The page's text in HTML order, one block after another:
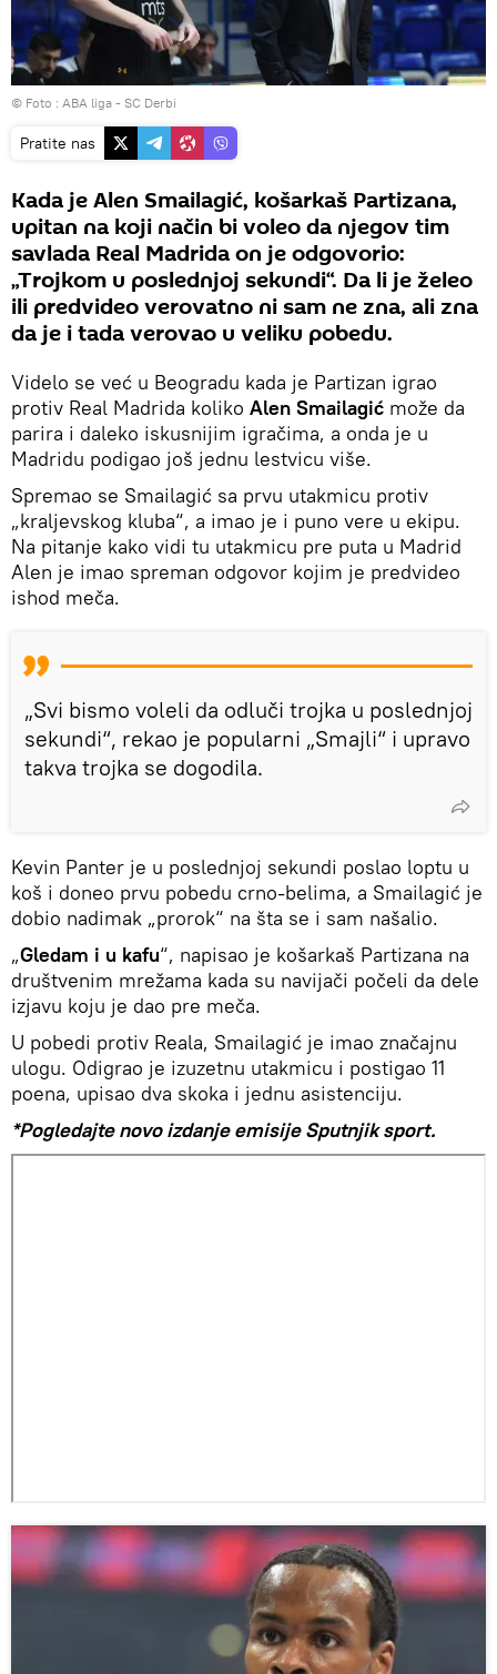
© Foto : ABA liga - SC Derbi
Pratite nas
Kada je Alen Smailagić, košarkaš Partizana,
upitan na koji način bi voleo da njegov tim
savlada Real Madrida on je odgovorio:
„Trojkom u poslednjoj sekundi“. Da li je želeo
ili predvideo verovatno ni sam ne zna, ali zna
da je i tada verovao u veliku pobedu.
Videlo se već u Beogradu kada je Partizan igrao
protiv Real Madrida koliko Alen Smailagić može da
parira i daleko iskusnijim igračima, a onda je u
Madridu podigao još jednu lestvicu više.
Spremao se Smailagić sa prvu utakmicu protiv
„kraljevskog kluba“, a imao je i puno vere u ekipu.
Na pitanje kako vidi tu utakmicu pre puta u Madrid
Alen je imao spreman odgovor kojim je predvideo
ishod meča.
„Svi bismo voleli da odluči trojka u poslednjoj
sekundi“, rekao je popularni „Smajli“ i upravo
takva trojka se dogodila.
Kevin Panter je u poslednjoj sekundi poslao loptu u
koš i doneo prvu pobedu crno-belima, a Smailagić je
dobio nadimak „prorok“ na šta se i sam našalio.
„Gledam i u kafu“, napisao je košarkaš Partizana na
društvenim mrežama kada su navijači počeli da dele
izjavu koju je dao pre meča.
U pobedi protiv Reala, Smailagić je imao značajnu
ulogu. Odigrao je izuzetnu utakmicu i postigao 11
poena, upisao dva skoka i jednu asistenciju.
*Pogledajte novo izdanje emisije Sputnjik sport.